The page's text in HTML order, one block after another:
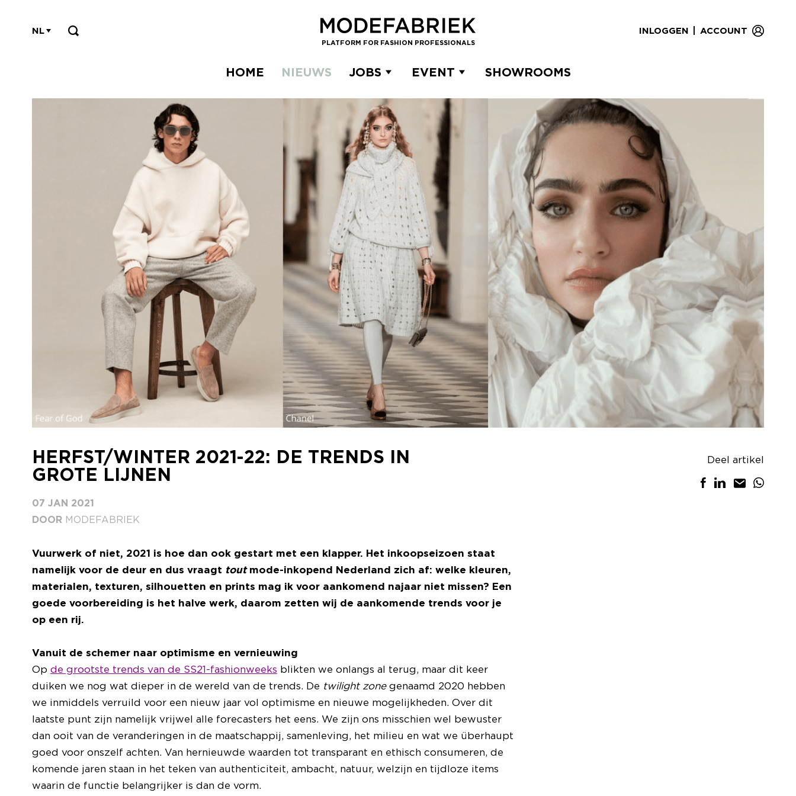
PLATFORM FOR FASHION PROFESSIONALS
INLOGGEN ACCOUNT
NL
HOME NIEUWS JOBS EVENT SHOWROOMS
HERFST/WINTER 2021-22: DE TRENDS IN
GROTE LIJNEN
07 JAN 2021
DOOR MODEFABRIEK
Vuurwerk of niet, 2021 is hoe dan ook gestart met een klapper. Het inkoopseizoen staat
namelijk voor de deur en dus vraagt tout mode-inkopend Nederland zich af: welke kleuren,
materialen, texturen, silhouetten en prints mag ik voor aankomend najaar niet missen? Een
goede voorbereiding is het halve werk, daarom zetten wij de aankomende trends voor je
op een rij.
Vanuit de schemer naar optimisme en vernieuwing
Op de grootste trends van de SS21-fashionweeks blikten we onlangs al terug, maar dit keer
duiken we nog wat dieper in de wereld van de trends. De twilight zone genaamd 2020 hebben
we inmiddels verruild voor een nieuw jaar vol optimisme en nieuwe mogelijkheden. Over dit
laatste punt zijn namelijk vrijwel alle forecasters het eens. We zijn ons misschien wel bewuster
dan ooit van de veranderingen in de maatschappij, samenleving, het milieu en wat we überhaupt
goed voor onszelf achten. Van hernieuwde waarden tot transparant en ethisch consumeren, de
komende jaren staan in het teken van authenticiteit, ambacht, natuur, welzijn en tijdloze items
waarin de functie belangrijker is dan de vorm.
Deel artikel